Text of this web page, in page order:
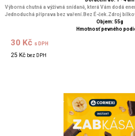
Výborná chutná a výživná snídaně, která Vám dodá
Jednoduchá příprava bez vaření.Bez É-ček.Zdroj
Objem: 55g
Hmotnosť pevného
30 Kč s DPH
25 Kč bez DPH